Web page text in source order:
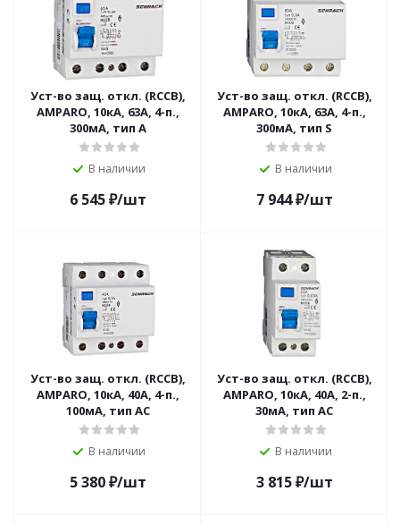
Уст-во защ. откл. (RCCB),
AMPARO, 10кА, 63А, 4-п.,
300мА, тип A
В наличии
6 545₽/шт
Уст-во защ. откл. (RCCB),
AMPARO, 10кА, 63А, 4-п.,
300мА, тип S
В наличии
7 944₽/шт
Уст-во защ. откл. (RCCB),
AMPARO, 10кА, 40А, 4-п.,
100мА, тип АС
В наличии
5 380₽/шт
Уст-во защ. откл. (RCCB),
AMPARO, 10кА, 40А, 2-п.,
30мА, тип АС
В наличии
3 815₽/шт